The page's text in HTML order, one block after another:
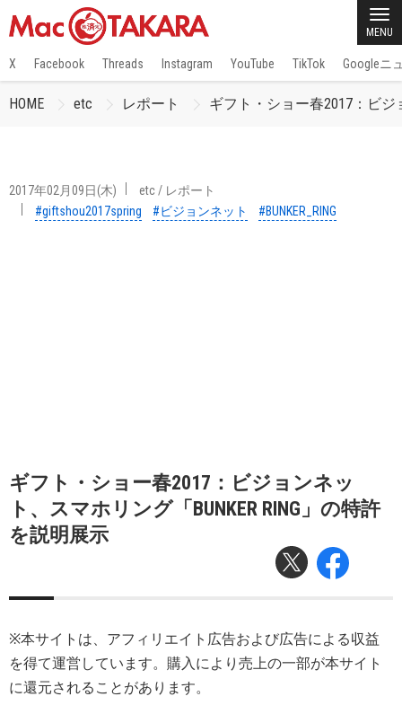
MENU
X Facebook Threads Instagram YouTube TikTok Googleニ
HOME etc レポート ギフト・ショー春2017：ビジ
2017年02月09日(木) etc/ レポート
#giftshou2017spring
#ビジョンネット #BUNKER_RING
ギフト・ショー春2017：ビジョンネッ
ト、スマホリング「BUNKER RING」の特許
を説明展示
※本サイトは、アフィリエイト広告および広告による収益
を得て運営しています。購入により売上の一部が本サイト
に還元されることがあります。